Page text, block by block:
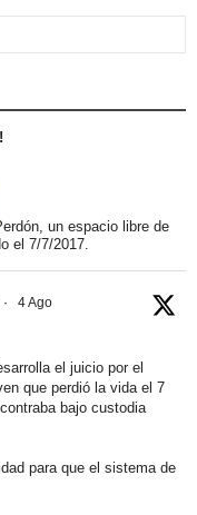
un espacio libre de
el 7/7/2017.
· 4 Ago
el juicio por el
que perdió la vida el 7
bajo custodia
para que el sistema de